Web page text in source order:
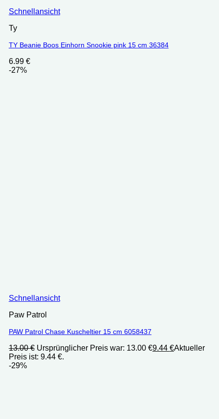
Schnellansicht
Ty
TY Beanie Boos Einhorn Snookie pink 15 cm 36384
6.99 €
-27%
Schnellansicht
Paw Patrol
PAW Patrol Chase Kuscheltier 15 cm 6058437
13.00€ Ursprünglicher Preis war: 13.00 €9.44 €Aktueller
Preis ist: 9.44 €.
-29%